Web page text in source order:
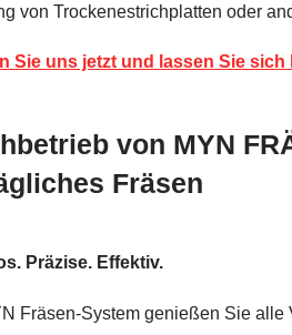
von Trockenestrichplatten oder
Sie uns jetzt und lassen Sie sich
von MYN
Fräsen
Präzise. Effektiv.
Fräsen-System genießen Sie alle